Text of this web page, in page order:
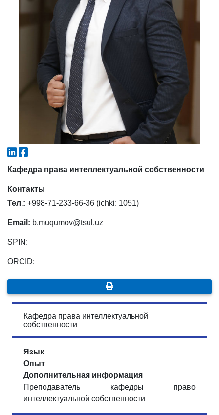
Кафедра права интеллектуальной собственности
Контакты
Тел.: +998-71-233-66-36 (ichki: 1051)
Email: b.muqumov@tsul.uz
SPIN:
ORCID:
Кафедра права интеллектуальной
собственности
Язык
Опыт
Дополнительная информация
Преподаватель кафедры право
интеллектуальной собственности
6. Онлайн-заявки (15)
8. Квота (бакалавриат) (1) 9. Квота (магистратура) (1)
✉️ Написать администратору